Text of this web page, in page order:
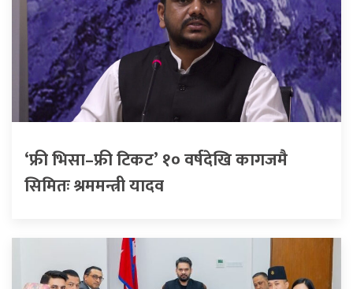
‘फ्री भिसा–फ्री टिकट’ १० वर्षदेखि कागजमै
सिमितः श्रममन्त्री यादव